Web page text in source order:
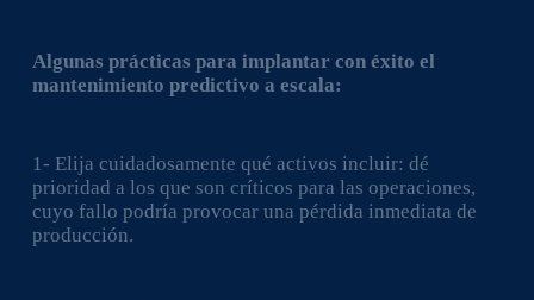
Algunas prácticas para implantar con éxito el
mantenimiento predictivo a escala:
1- Elija cuidadosamente qué activos incluir: dé
prioridad a los que son críticos para las operaciones,
cuyo fallo podría provocar una pérdida inmediata de
producción.